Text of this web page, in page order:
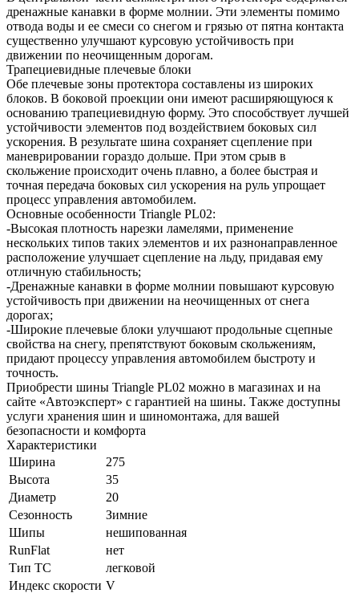
дренажные канавки в форме молнии. Эти элементы помимо
отвода воды и ее смеси со снегом и грязью от пятна контакта
существенно улучшают курсовую устойчивость при
движении по неочищенным дорогам.
Трапециевидные плечевые блоки
Обе плечевые зоны протектора составлены из широких
блоков. В боковой проекции они имеют расширяющуюся к
основанию трапециевидную форму. Это способствует лучшей
устойчивости элементов под воздействием боковых сил
ускорения. В результате шина сохраняет сцепление при
маневрировании гораздо дольше. При этом срыв в
скольжение происходит очень плавно, а более быстрая и
точная передача боковых сил ускорения на руль упрощает
процесс управления автомобилем.
Основные особенности Triangle PL02:
-Высокая плотность нарезки ламелями, применение
нескольких типов таких элементов и их разнонаправленное
расположение улучшает сцепление на льду, придавая ему
отличную стабильность;
-Дренажные канавки в форме молнии повышают курсовую
устойчивость при движении на неочищенных от снега
дорогах;
-Широкие плечевые блоки улучшают продольные сцепные
свойства на снегу, препятствуют боковым скольжениям,
придают процессу управления автомобилем быстроту и
точность.
Приобрести шины Triangle PL02 можно в магазинах и на
сайте «Автоэксперт» с гарантией на шины. Также доступны
услуги хранения шин и шиномонтажа, для вашей
безопасности и комфорта
Характеристики
Ширина
275
Высота
35
Диаметр
20
Сезонность
Зимние
Шипы
нешипованная
RunFlat
нет
Тип ТС
легковой
Индекс скорости V